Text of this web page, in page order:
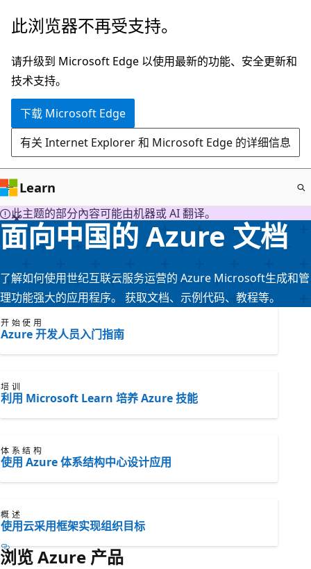
跳
主
要
内
此浏览器不再受支持。
请升级到 Microsoft Edge 以使用最新的功能、安全更新和
技术支持。
下载 Microsoft Edge
有关 Internet Explorer 和 Microsoft Edge 的详细信息
Learn
此主题的部分內容可能由机器或 AI 翻译。
面向中国的 Azure 文档
了解如何使用世纪互联云服务运营的 Azure Microsoft生成和管
理功能强大的应用程序。 获取文档、示例代码、教程等。
开始使用
Azure 开发人员入门指南
培训
利用 Microsoft Learn 培养 Azure 技能
体系结构
使用 Azure 体系结构中心设计应用
概述
使用云采用框架实现组织目标
浏览 Azure 产品